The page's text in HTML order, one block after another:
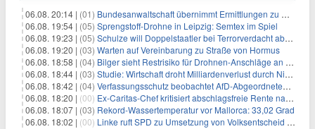
06.08. 20:14 | (01) Bundesanwaltschaft übernimmt Ermittlungen zu Drohnenvorfall
06.08. 19:54 | (05) Sprengstoff-Drohne in Leipzig: Semtex im Spiel
06.08. 19:23 | (05) Schulze will Doppelstaatler bei Terrorverdacht abschieben
06.08. 19:20 | (03) Warten auf Vereinbarung zu Straße von Hormus
06.08. 18:58 | (04) Bilger sieht Restrisiko für Drohnen-Anschläge an Flughäfen
06.08. 18:44 | (03) Studie: Wirtschaft droht Milliardenverlust durch Niedrigwasser
06.08. 18:42 | (04) Verfassungsschutz beobachtet AfD-Abgeordneten Nolte
06.08. 18:20 | (00) Ex-Caritas-Chef kritisiert abschlagsfreie Rente nach 45 Jahren
06.08. 18:07 | (03) Rekord-Wassertemperatur vor Mallorca: 33,02 Grad
06.08. 18:02 | (00) Linke ruft SPD zu Umsetzung von Volksentscheid auf